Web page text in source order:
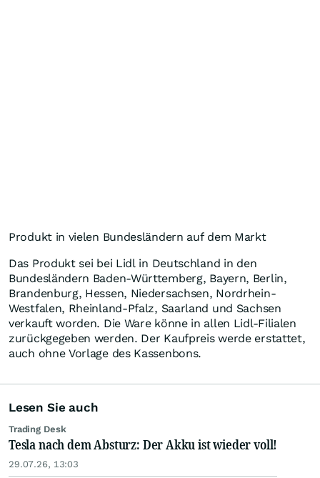
Produkt in vielen Bundesländern auf dem Markt
Das Produkt sei bei Lidl in Deutschland in den
Bundesländern Baden-Württemberg, Bayern, Berlin,
Brandenburg, Hessen, Niedersachsen, Nordrhein-
Westfalen, Rheinland-Pfalz, Saarland und Sachsen
verkauft worden. Die Ware könne in allen Lidl-Filialen
zurückgegeben werden. Der Kaufpreis werde erstattet,
auch ohne Vorlage des Kassenbons.
Lesen Sie auch
Trading Desk
Tesla nach dem Absturz: Der Akku ist wieder voll!
29.07.26, 13:03